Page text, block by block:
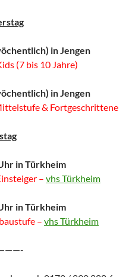
in Jengen
(7 bis 10 Jahre)
in Jengen
& Fortgeschrittene
in Türkheim
– vhs Türkheim
in Türkheim
– vhs Türkheim